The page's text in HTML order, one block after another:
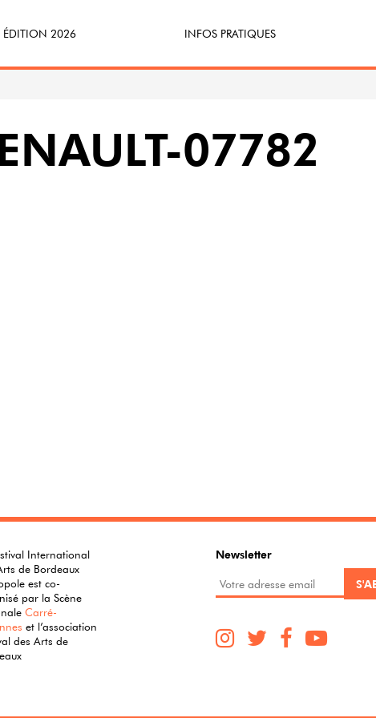
ÉDITION 2026 INFOS PRATIQUES
Participe(z)
07782
International
de Bordeaux
est co-
par la Scène
Carré-
et l’association
des Arts de
Newsletter